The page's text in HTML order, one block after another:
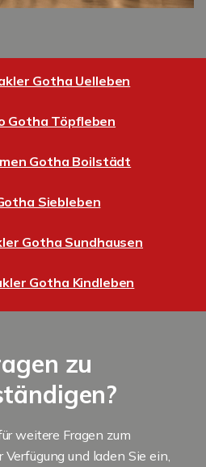
Gotha Uelleben
Gotha Töpfleben
Gotha Boilstädt
Siebleben
Gotha Sundhausen
Gotha Kindleben
zu
weitere Fragen zum
und laden Sie ein,